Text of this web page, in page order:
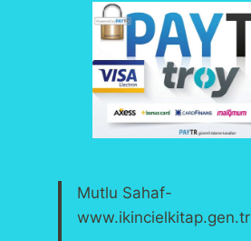
Mutlu Sahaf-
www.ikincielkitap.gen.tr